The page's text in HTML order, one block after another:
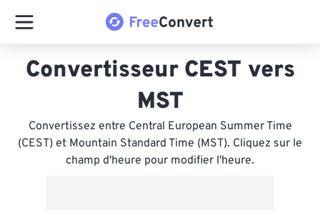
Convertisseur CEST vers
MST
Convertissez entre Central European Summer Time
(CEST) et Mountain Standard Time (MST). Cliquez sur le
champ d'heure pour modifier l'heure.